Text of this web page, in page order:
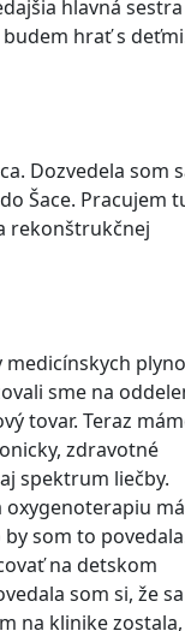
hlavná
hrať s
Dozvedela som
Šace. Pracujem
rekonštrukčnej
sme na
tovar. Teraz
zdravotné
spektrum liečby.
oxygenoterapiu
som to
na detskom
som si, že sa
na klinike zostala,